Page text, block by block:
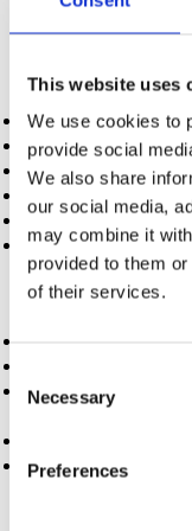
This website uses
We use cookies to
provide social
We also share
our social media,
may combine it
provided to them
of their services.
Consent
Selection
Necessary
Preferences
Opción A:
Alquiler
Suministros (Luz,
Limpieza y
Mobiliario y
Fianza:1 mes
Desembolso
Opción B: Piso
Equipamiento
Desembolso total